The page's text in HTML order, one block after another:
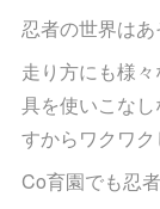
忍者の世界は
走り方にも様
具を使いこな
すからワクワ
Co育園でも忍